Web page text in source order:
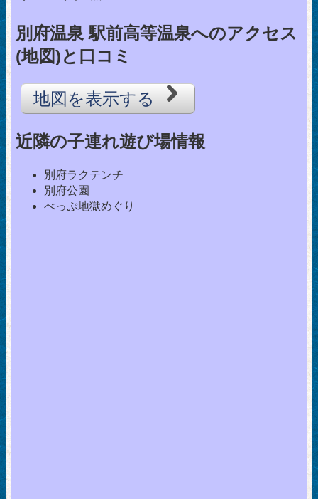
別府温泉 駅前高等温泉へのアクセス
(地図)と口コミ
地図を表示する
近隣の子連れ遊び場情報
別府ラクテンチ
別府公園
べっぷ地獄めぐり